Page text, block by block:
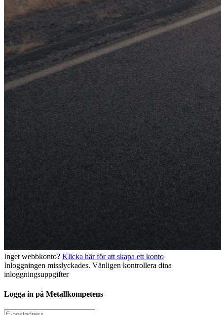
Inget webbkonto? Klicka här för att skapa ett konto
Inloggningen misslyckades. Vänligen kontrollera dina
inloggningsuppgifter
Logga in på Metallkompetens